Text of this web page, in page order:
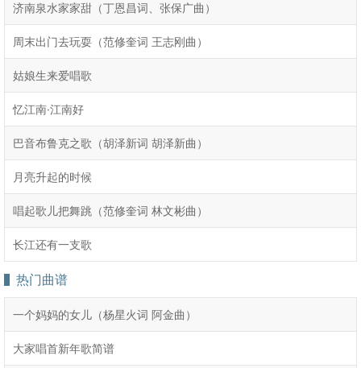
济南泉水家家甜（丁恩昌词、张保广曲）
周末出门去玩耍（范修奎词 王志刚曲）
姑娘生来爱唱歌
忆江南·江南好
巴音布鲁克之歌（胡泽新词 胡泽新曲）
月亮升起的时候
唱起歌儿把舞跳（范修奎词 林文彬曲）
长江还有一支歌
热门曲谱
一个妈妈的女儿（杨星火词 阿金曲）
大家唱首新年歌简谱